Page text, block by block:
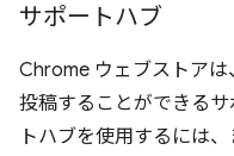
サポートハブ
Chrome ウェブストア
投稿することができる
トハブを使用するには